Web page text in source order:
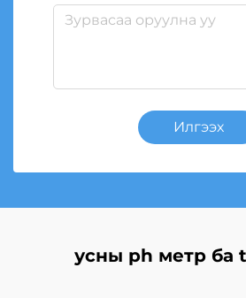
Илгээх
усны ph метр ба